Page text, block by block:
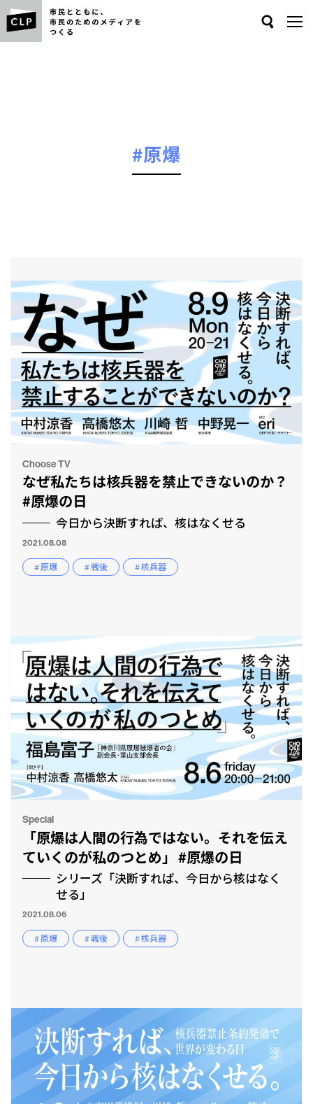
#原爆
Choose TV
なぜ私たちは核兵器を禁止できないのか？
#原爆の日
今日から決断すれば、核はなくせる
2021.08.08
# 原爆 # 戦後 # 核兵器
Special
「原爆は人間の行為ではない。それを伝え
ていくのが私のつとめ」 #原爆の日
シリーズ「決断すれば、今日から核はなく
せる」
2021.08.06
# 原爆 # 戦後 # 核兵器